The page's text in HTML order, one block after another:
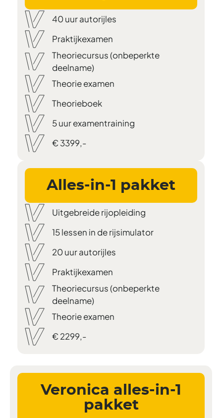
40 uur autorijles
Praktijkexamen
Theoriecursus (onbeperkte
deelname)
Theorie examen
Theorieboek
5 uur examentraining
€ 3399,-
Alles-in-1 pakket
Uitgebreide rijopleiding
15 lessen in de rijsimulator
20 uur autorijles
Praktijkexamen
Theoriecursus (onbeperkte
deelname)
Theorie examen
€ 2299,-
Veronica alles-in-1
pakket